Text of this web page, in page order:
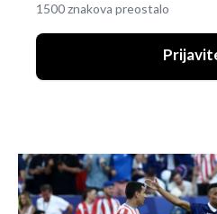
1500 znakova preostalo